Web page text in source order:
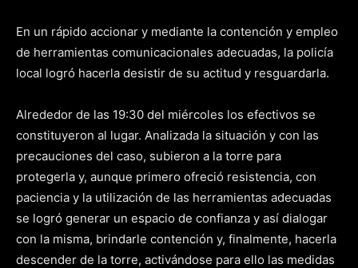
En un rápido accionar y mediante la contención y empleo
de herramientas comunicacionales adecuadas, la policía
local logró hacerla desistir de su actitud y resguardarla.
Alrededor de las 19:30 del miércoles los efectivos se
constituyeron al lugar. Analizada la situación y con las
precauciones del caso, subieron a la torre para
protegerla y, aunque primero ofreció resistencia, con
paciencia y la utilización de las herramientas adecuadas
se logró generar un espacio de confianza y así dialogar
con la misma, brindarle contención y, finalmente, hacerla
descender de la torre, activándose para ello las medidas